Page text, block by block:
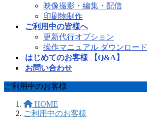
映像撮影・編集・配信
印刷物制作
ご利用中の皆様へ
更新代行オプション
操作マニュアル ダウンロード
はじめてのお客様 【Q&A】
お問い合わせ
ご利用中のお客様
HOME
ご利用中のお客様